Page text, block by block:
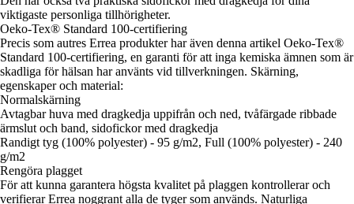
viktigaste personliga tillhörigheter.
Oeko-Tex® Standard 100-certifiering
Precis som autres Errea produkter har även denna artikel Oeko-Tex®
Standard 100-certifiering, en garanti för att inga kemiska ämnen som är
skadliga för hälsan har använts vid tillverkningen. Skärning,
egenskaper och material:
Normalskärning
Avtagbar huva med dragkedja uppifrån och ned, tvåfärgade ribbade
ärmslut och band, sidofickor med dragkedja
Randigt tyg (100% polyester) - 95 g/m2, Full (100% polyester) - 240
g/m2
Rengöra plagget
För att kunna garantera högsta kvalitet på plaggen kontrollerar och
verifierar Errea noggrant alla de tyger som används. Naturliga